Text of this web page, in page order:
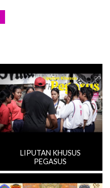
LIPUTAN KHUSUS
PEGASUS